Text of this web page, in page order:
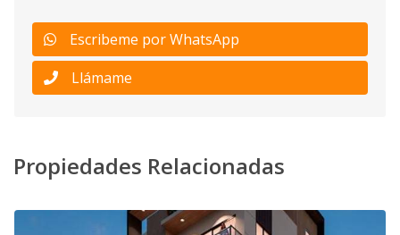
Escribeme por WhatsApp
Llámame
Propiedades Relacionadas